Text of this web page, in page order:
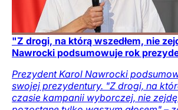
"Z drogi, na którą wszedłem, nie
Nawrocki podsumowuje rok
Prezydent Karol Nawrocki
swojej prezydentury. "Z drogi, na
czasie kampanii wyborczej, nie